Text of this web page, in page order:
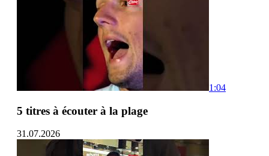
1:04
5 titres à écouter à la plage
31.07.2026